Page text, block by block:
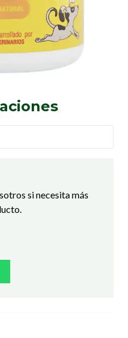
si necesita más